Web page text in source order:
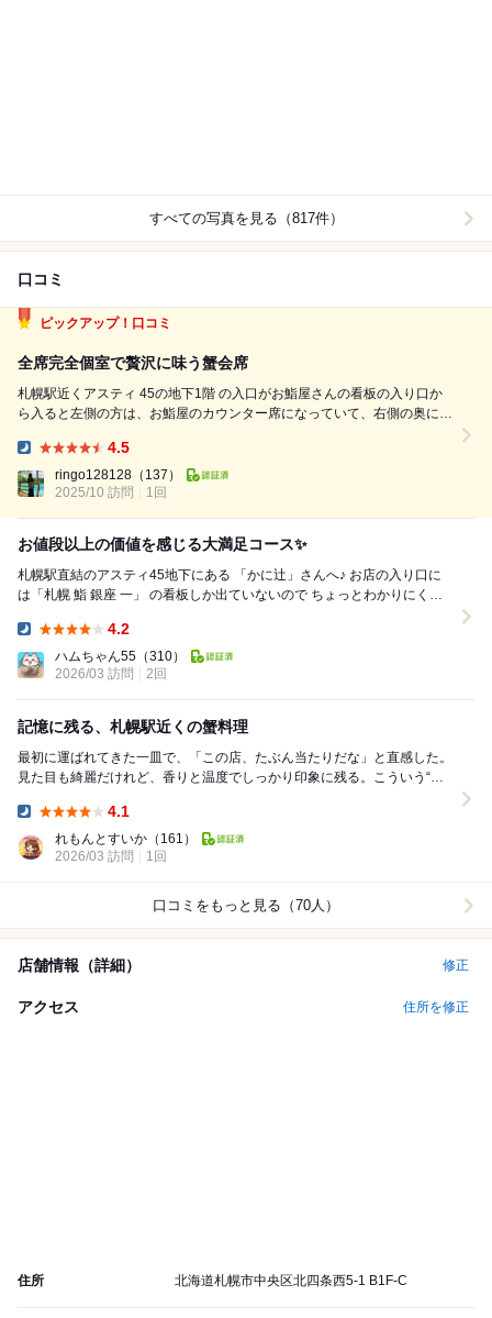
すべての写真を見る（817件）
口コミ
ピックアップ！口コミ
全席完全個室で贅沢に味う蟹会席
札幌駅近くアスティ 45の地下1階 の入口がお鮨屋さんの看板の入り口か
ら入ると左側の方は、お鮨屋のカウンター席になっていて、右側の奥に
個室の蟹料理専門店 蟹会席【華】【雪】【月】とありますが 今回は、人
気No....
4.5
ringo128128 （137）
2025/10 訪問
1回
お値段以上の価値を感じる大満足コース✨
札幌駅直結のアスティ45地下にある 「かに辻」さんへ♪ お店の入り口に
は「札幌 鮨 銀座 一」 の看板しか出ていないので ちょっとわかりにくい
4.2
ハムちゃん55 （310）
2026/03 訪問
2回
記憶に残る、札幌駅近くの蟹料理
最初に運ばれてきた一皿で、「この店、たぶん当たりだな」と直感した。
見た目も綺麗だけれど、香りと温度でしっかり印象に残る。こういう“ち
4.1
れもんとすいか （161）
2026/03 訪問
1回
口コミをもっと見る（70人）
店舗情報（詳細） 修正
アクセス 住所を修正
住所 北海道札幌市中央区北四条西5-1 B1F-C